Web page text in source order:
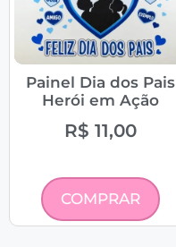
Painel Dia dos Pais
Herói em Ação
R$ 11,00
COMPRAR